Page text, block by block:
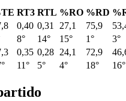
RT3 RTL %RO %RD
0,40 0,31 27,1 75,9
8° 14° 15° 1° 3°
0,35 0,28 24,1 72,9
11° 5° 4° 18° 16°